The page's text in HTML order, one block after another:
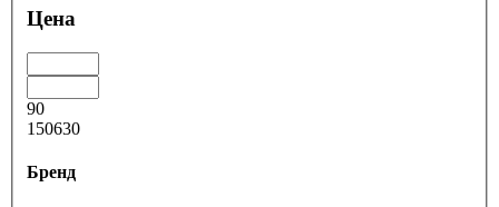
Цена
90
150630
Бренд